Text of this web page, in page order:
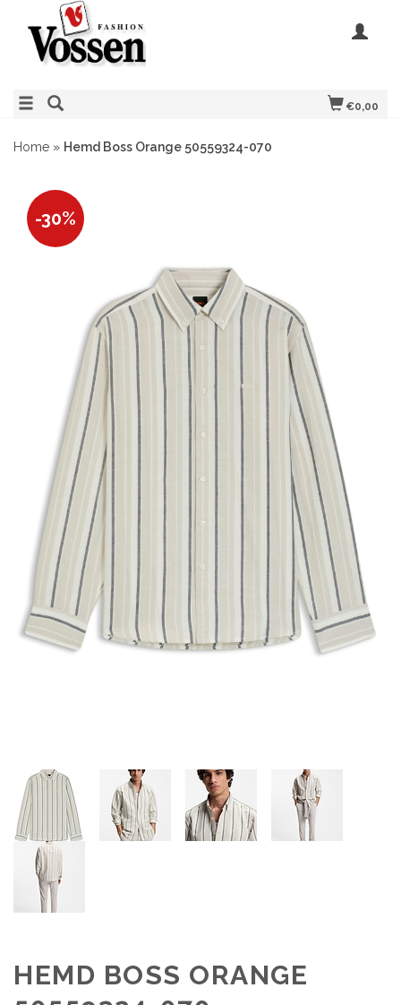
€0,00
Home » Hemd Boss Orange 50559324-070
-30%
HEMD BOSS ORANGE